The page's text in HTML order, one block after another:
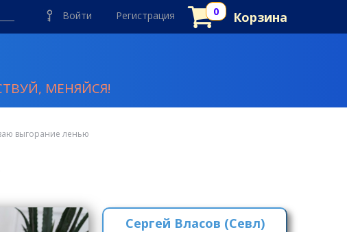
Войти Регистрация Корзина
МЕНЯЙСЯ!
выгорание ленью
Сергей Власов (Севл)